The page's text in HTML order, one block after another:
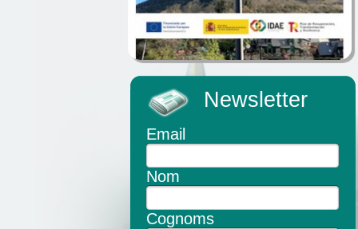
Newsletter
Email
Nom
Cognoms